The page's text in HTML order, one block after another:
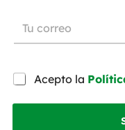
Acepto la